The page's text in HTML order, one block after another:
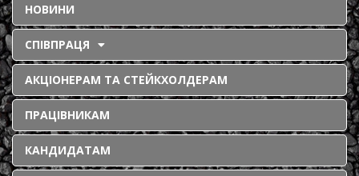
НОВИНИ
СПІВПРАЦЯ
АКЦІОНЕРАМ ТА СТЕЙКХОЛДЕРАМ
ПРАЦІВНИКАМ
КАНДИДАТАМ